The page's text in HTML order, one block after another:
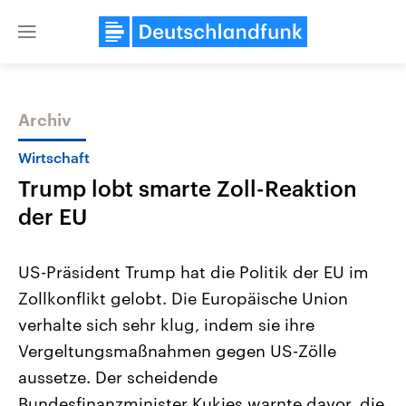
Close
Themen
Landtagswahl Sachsen-Anhalt
2026
Alle Informationen
Sachsen-Anhalt wählt am 6.
September 2026 einen neuen
Landtag. Seit 2021 wird das
Bundesland von einer Koalition aus
USA
Aktuelle Beiträge,
Hintergründe
Wirtschaftlich und
mit großem Einfluss auf
Archiv
Wirtschaft
Trump lobt smarte Zoll-Reaktion
der EU
US-Präsident Trump hat die Politik der EU im
Zollkonflikt gelobt. Die Europäische Union
verhalte sich sehr klug, indem sie ihre
Vergeltungsmaßnahmen gegen US-Zölle
aussetze. Der scheidende